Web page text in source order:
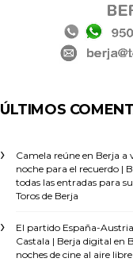
ÚLTIMOS
Camela reúne en Berja a
noche para el recuerdo |
todas las entradas para
Toros de Berja
El partido España-
Castala | Berja digital en
noches de cine al aire